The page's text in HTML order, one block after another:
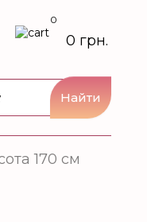
0
0 грн.
Найти
170 см